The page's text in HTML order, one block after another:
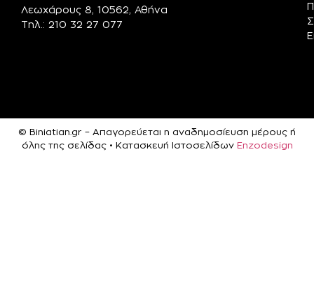
Λεωχάρους 8, 10562, Αθήνα
Τηλ.: 210 32 27 077
© Biniatian.gr – Απαγορεύεται η αναδημοσίευση μέρους ή
όλης της σελίδας • Κατασκευή Ιστοσελίδων Enzodesign